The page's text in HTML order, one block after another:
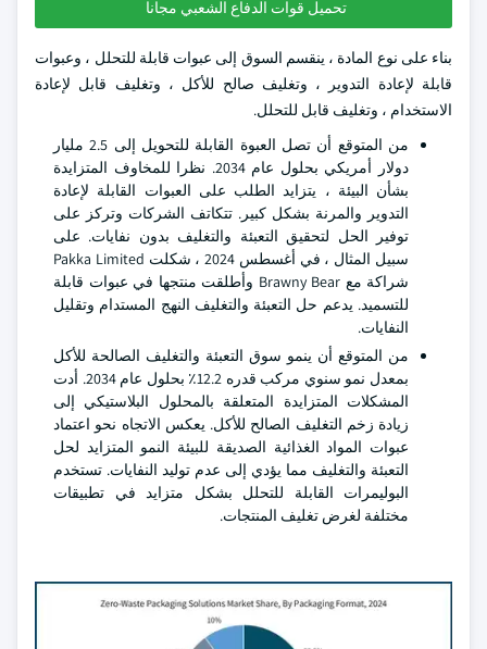
تحميل قوات الدفاع الشعبي مجانا
بناء على نوع المادة ، ينقسم السوق إلى عبوات قابلة للتحلل ، وعبوات
قابلة لإعادة التدوير ، وتغليف صالح للأكل ، وتغليف قابل لإعادة
الاستخدام ، وتغليف قابل للتحلل.
من المتوقع أن تصل العبوة القابلة للتحويل إلى 2.5 مليار
دولار أمريكي بحلول عام 2034. نظرا للمخاوف المتزايدة
بشأن البيئة ، يتزايد الطلب على العبوات القابلة لإعادة
التدوير والمرنة بشكل كبير. تتكاتف الشركات وتركز على
توفير الحل لتحقيق التعبئة والتغليف بدون نفايات. على
سبيل المثال ، في أغسطس 2024 ، شكلت Pakka Limited
شراكة مع Brawny Bear وأطلقت منتجها في عبوات قابلة
للتسميد. يدعم حل التعبئة والتغليف النهج المستدام وتقليل
النفايات.
من المتوقع أن ينمو سوق التعبئة والتغليف الصالحة للأكل
بمعدل نمو سنوي مركب قدره 12.2٪ بحلول عام 2034. أدت
المشكلات المتزايدة المتعلقة بالمحلول البلاستيكي إلى
زيادة زخم التغليف الصالح للأكل. يعكس الاتجاه نحو اعتماد
عبوات المواد الغذائية الصديقة للبيئة النمو المتزايد لحل
التعبئة والتغليف مما يؤدي إلى عدم توليد النفايات. تستخدم
البوليمرات القابلة للتحلل بشكل متزايد في تطبيقات
مختلفة لغرض تغليف المنتجات.